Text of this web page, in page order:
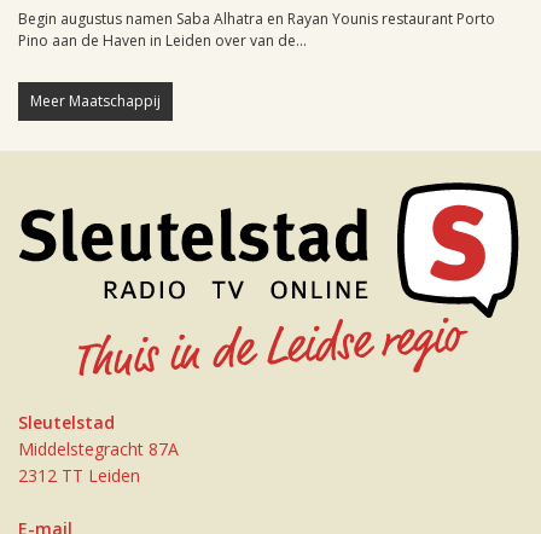
Begin augustus namen Saba Alhatra en Rayan Younis restaurant Porto
Pino aan de Haven in Leiden over van de...
Meer Maatschappij
Sleutelstad
Middelstegracht 87A
2312 TT Leiden
E-mail